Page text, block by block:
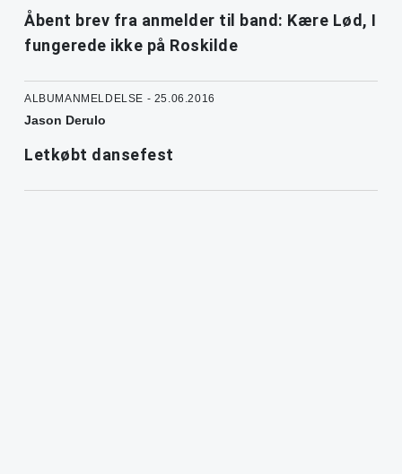
Åbent brev fra anmelder til band: Kære Lød, I
fungerede ikke på Roskilde
ALBUMANMELDELSE - 25.06.2016
Jason Derulo
Letkøbt dansefest